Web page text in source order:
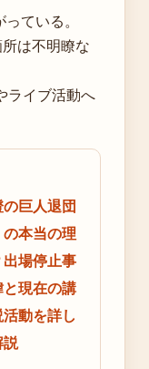
ている。
は不明瞭な
ライブ活動へ
巨人退団
の本当の理
出場停止事
と現在の講
動を詳し
説